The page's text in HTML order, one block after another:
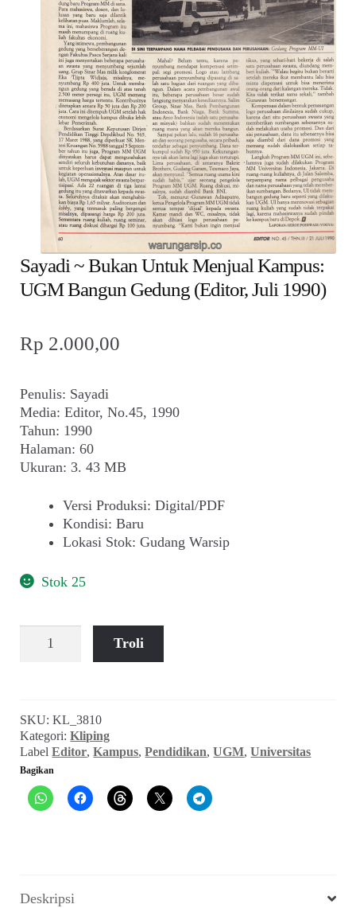
child
menu
Alamat
Rekening
Reseller
Sayadi ~ Bukan Untuk Menjual Kampus:
UGM Bangun Gedung (Editor, Juli 1990)
Rp 2.000,00
Penulis: Sayadi
Media: Editor, No.45, 1990
Tahun: 1990
Halaman: 60
Ukuran: 3. 43 MB
Versi Produksi: Digital/PDF
Kondisi: Baru
Lokasi Stok: Gudang Warsip
Stok 25
Sayadi
Menjual
Kampus:
UGM
Bangun
Gedung
Troli
SKU:KL_3810
Kategori:Kliping
LabelEditor,Kampus,Pendidikan,UGM,Universitas
Bagikan
Deskripsi